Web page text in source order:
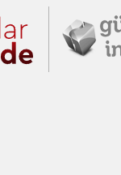
Merkezi
Çocuklar